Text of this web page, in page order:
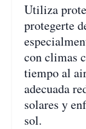
Utiliza
protegerte
con climas
tiempo al
adecuada
solares y
sol.